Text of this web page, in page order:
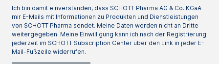
Ich bin damit einverstanden, dass SCHOTT Pharma AG & Co. KGaA
mir E-Mails mit Informationen zu Produkten und Dienstleistungen
von SCHOTT Pharma sendet. Meine Daten werden nicht an Dritte
weitergegeben. Meine Einwilligung kann ich nach der Registrierung
jederzeit im SCHOTT Subscription Center über den Link in jeder E-
Mail-Fußzeile widerrufen.